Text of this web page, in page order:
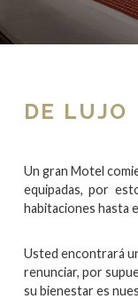
DE LUJO
Un gran Motel
equipadas, por
habitaciones hasta
Usted encontrará
renunciar, por
su bienestar es